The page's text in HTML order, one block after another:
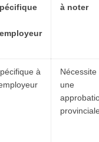
à noter
à
Nécessite
une